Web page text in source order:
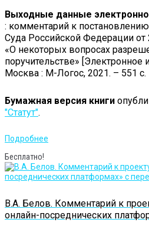
Выходные данные
: комментарий к
Суда Российской Федерации
«О некоторых вопросах
поручительстве»
Москва : М-Логос, 2021. – 551
Бумажная версия книги
"Статут".
Подробнее
Бесплатно!
В.А. Белов. Комментарий к
онлайн-посреднических